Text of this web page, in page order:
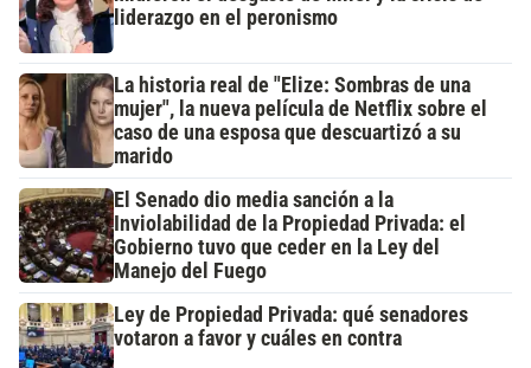
liderazgo en el peronismo
La historia real de "Elize: Sombras de una
mujer", la nueva película de Netflix sobre el
caso de una esposa que descuartizó a su
marido
El Senado dio media sanción a la
Inviolabilidad de la Propiedad Privada: el
Gobierno tuvo que ceder en la Ley del
Manejo del Fuego
Ley de Propiedad Privada: qué senadores
votaron a favor y cuáles en contra